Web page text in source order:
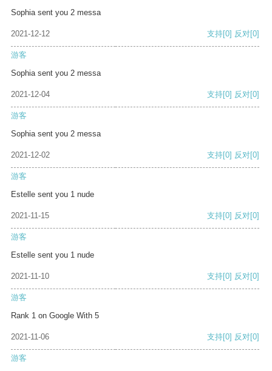
Sophia sent you 2 messa
2021-12-12 支持[0] 反对[0]
游客
Sophia sent you 2 messa
2021-12-04 支持[0] 反对[0]
游客
Sophia sent you 2 messa
2021-12-02 支持[0] 反对[0]
游客
Estelle sent you 1 nude
2021-11-15 支持[0] 反对[0]
游客
Estelle sent you 1 nude
2021-11-10 支持[0] 反对[0]
游客
Rank 1 on Google With 5
2021-11-06 支持[0] 反对[0]
游客